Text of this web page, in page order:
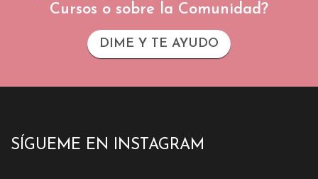
Cursos o sobre la Comunidad?
DIME Y TE AYUDO
SÍGUEME EN INSTAGRAM